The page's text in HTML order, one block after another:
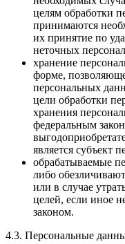
целям обработки
принимаются
их принятие по
неточных
хранение
форме,
персональных
цели обработки
хранения
федеральным
является субъект
обрабатываемые
либо
или в случае
целей, если иное
законом.
4.3. Персональные